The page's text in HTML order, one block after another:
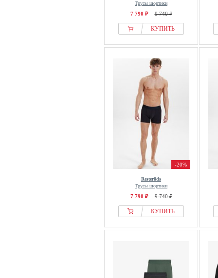
Трусы шортики
7 790 ₽ 9 740 ₽
КУПИТЬ
-20%
Resteröds
Трусы шортики
7 790 ₽ 9 740 ₽
КУПИТЬ